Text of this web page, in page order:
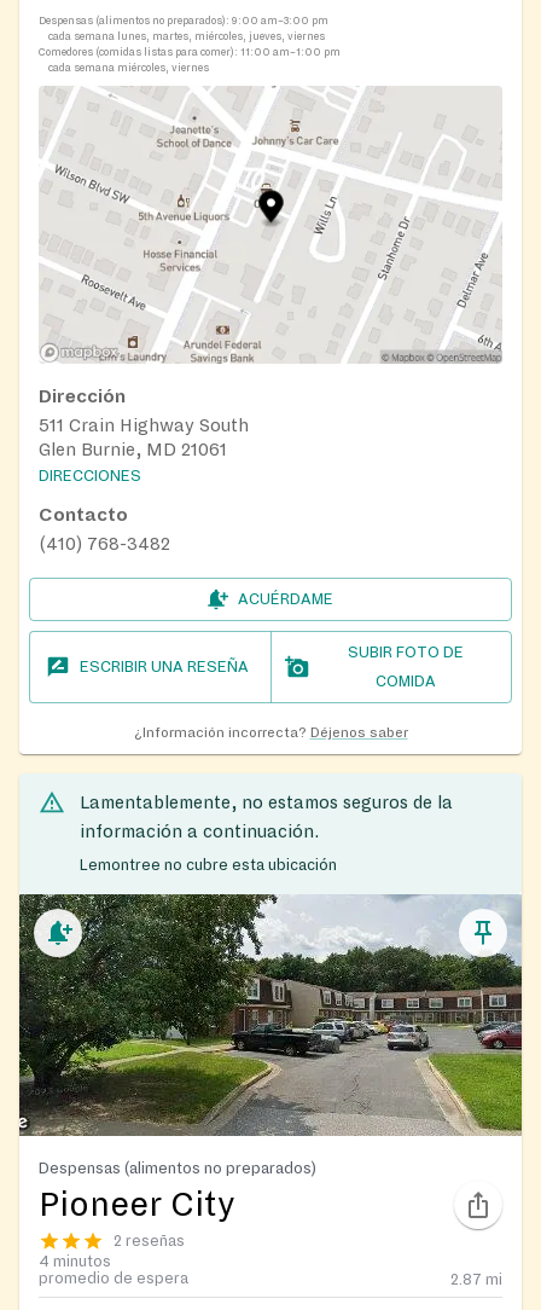
Despensas (alimentos no preparados): 9:00 am–3:00 pm
cada semana lunes, martes, miércoles, jueves, viernes
Comedores (comidas listas para comer): 11:00 am–1:00 pm
cada semana miércoles, viernes
Dirección
511 Crain Highway South
Glen Burnie, MD 21061
DIRECCIONES
Contacto
(410) 768-3482
ACUÉRDAME
ESCRIBIR UNA RESEÑA
SUBIR FOTO DE
COMIDA
¿Información incorrecta? Déjenos saber
Lamentablemente, no estamos seguros de la
información a continuación.
Lemontree no cubre esta ubicación
Despensas (alimentos no preparados)
Pioneer City
2 reseñas
4 minutos
promedio de espera
2.87 mi